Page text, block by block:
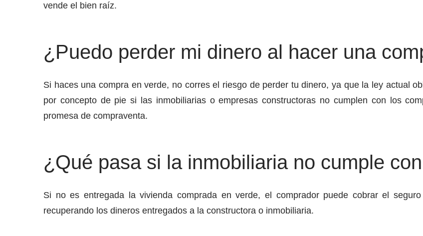
vende el bien raíz.
¿Puedo perder mi dinero al hacer una
Si haces una compra en verde, no corres el riesgo de perder tu dinero, ya que la ley actual
por concepto de pie si las inmobiliarias o empresas constructoras no cumplen con los
promesa de compraventa.
¿Qué pasa si la inmobiliaria no cumple
Si no es entregada la vivienda comprada en verde, el comprador puede cobrar el
recuperando los dineros entregados a la constructora o inmobiliaria.